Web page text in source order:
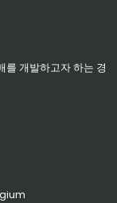
를 개발하고자 하는 경